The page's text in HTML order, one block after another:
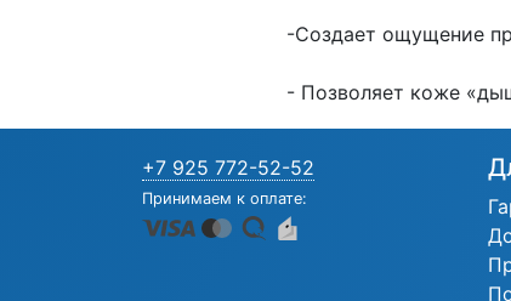
-Создает ощущение
- Позволяет коже
+7 925 772-52-52
Принимаем к оплате: